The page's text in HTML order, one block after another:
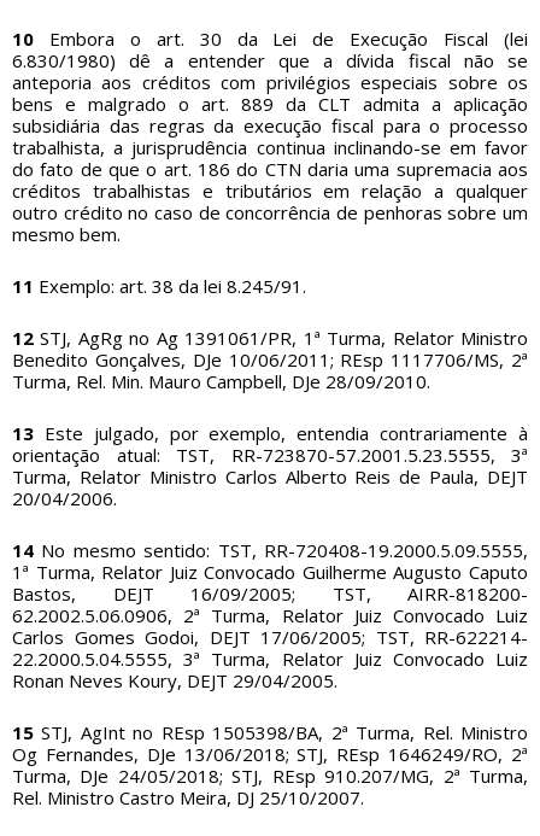
10 Embora o art. 30 da Lei de Execução Fiscal (lei
6.830/1980) dê a entender que a dívida fiscal não se
anteporia aos créditos com privilégios especiais sobre os
bens e malgrado o art. 889 da CLT admita a aplicação
subsidiária das regras da execução fiscal para o processo
trabalhista, a jurisprudência continua inclinando-se em favor
do fato de que o art. 186 do CTN daria uma supremacia aos
créditos trabalhistas e tributários em relação a qualquer
outro crédito no caso de concorrência de penhoras sobre um
mesmo bem.
11 Exemplo: art. 38 da lei 8.245/91.
12 STJ, AgRg no Ag 1391061/PR, 1ª Turma, Relator Ministro
Benedito Gonçalves, DJe 10/06/2011; REsp 1117706/MS, 2ª
Turma, Rel. Min. Mauro Campbell, DJe 28/09/2010.
13 Este julgado, por exemplo, entendia contrariamente à
orientação atual: TST, RR-723870-57.2001.5.23.5555, 3ª
Turma, Relator Ministro Carlos Alberto Reis de Paula, DEJT
20/04/2006.
14 No mesmo sentido: TST, RR-720408-19.2000.5.09.5555,
1ª Turma, Relator Juiz Convocado Guilherme Augusto Caputo
Bastos, DEJT 16/09/2005; TST, AIRR-818200-
62.2002.5.06.0906, 2ª Turma, Relator Juiz Convocado Luiz
Carlos Gomes Godoi, DEJT 17/06/2005; TST, RR-622214-
22.2000.5.04.5555, 3ª Turma, Relator Juiz Convocado Luiz
Ronan Neves Koury, DEJT 29/04/2005.
15 STJ, AgInt no REsp 1505398/BA, 2ª Turma, Rel. Ministro
Og Fernandes, DJe 13/06/2018; STJ, REsp 1646249/RO, 2ª
Turma, DJe 24/05/2018; STJ, REsp 910.207/MG, 2ª Turma,
Rel. Ministro Castro Meira, DJ 25/10/2007.